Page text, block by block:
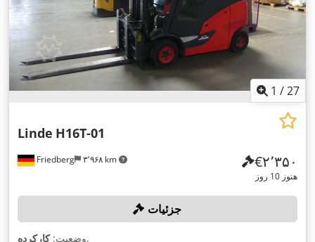
1 /27
Friedberg ۳٬۹۶۸ km
Linde H16T-01
‎€۲٬۳۵۰
هنوز 10 روز
جزئیات
وضعیت:کارکرده ,